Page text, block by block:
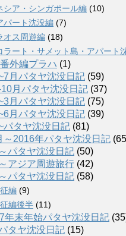
シア・シンガポール編 (10)
パート沈没編 (7)
オス周遊編 (18)
ラート・サメット島・アパート
外編プラハ (1)
月パタヤ沈没日記 (59)
月パタヤ沈没日記 (37)
月パタヤ沈没日記 (75)
月パタヤ沈没日記 (39)
パタヤ沈没日記 (81)
～2016年パタヤ沈没日記
パタヤ沈没日記 (50)
アジア周遊旅行 (42)
パタヤ沈没日記 (58)
編 (9)
編後半 (11)
年末年始パタヤ沈没日記
タヤ沈没日記 (15)